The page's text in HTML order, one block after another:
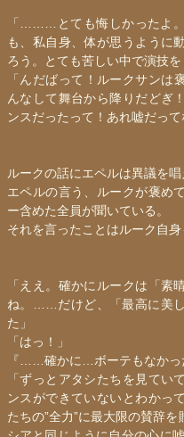
「………とても悔しかったよ
も、私自身、体が思うように
ろう。とても苦しい中で演技
「んだばって！ルークサン
んなして舞台から降りだどぎ
ンスだったって！あれ嘘だって
ルークの話にエペルは異議を唱
エペルの言う、ルークが褒め
ー含めた全員が聞いている。
それを言ったことはルーク自身
「ええ。確かにルークは「素
ね。……だけど、「最高に美
た」
「はっ！」
『……確かに…ボーテもなか
「ずっとアタシたちを見てい
ンスができていないとわかっ
たちの”全力”に最大限の賛辞